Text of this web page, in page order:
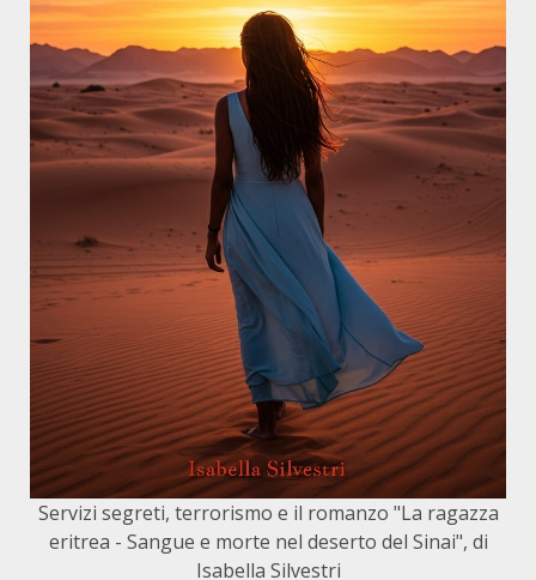
Servizi segreti, terrorismo e il romanzo "La ragazza
eritrea - Sangue e morte nel deserto del Sinai", di
Isabella Silvestri